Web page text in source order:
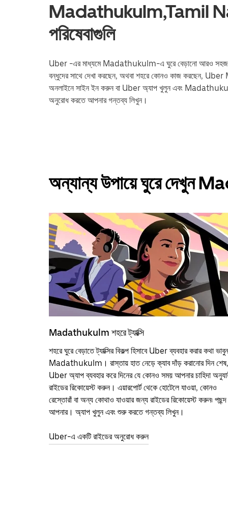
Madathukulm,Tamil
পরিষেবাগুলি
Uber -এর মাধ্যমে Madathukulm-এ ঘুরে বেড়ানো আরও সহজ। আপনি
বন্ধুদের সাথে দেখা করছেন, অথবা শহরে কোনও কাজ করছেন,
অনলাইনে সাইন ইন করুন বা Uber অ্যাপ খুলুন এবং
অনুরোধ করতে আপনার গন্তব্য লিখুন।
অন্যান্য উপায়ে ঘুরে দেখুন
Madathukulm শহরে ট্যাক্সি
শহরে ঘুরে বেড়াতে ট্যাক্সির বিকল্প হিসাবে Uber ব্যবহার করার কথা ভাবুন
Madathukulm। রাস্তায় হাত নেড়ে ক্যাব দাঁড় করানোর দিন শেষ,
Uber অ্যাপ ব্যবহার করে দিনের যে কোনও সময় আপনার চাহিদা
রাইডের রিকোয়েস্ট করুন। এয়ারপোর্ট থেকে হোটেলে যাওয়া, কোনও
রেস্তোরাঁ বা অন্য কোথাও যাওয়ার জন্য রাইডের রিকোয়েস্ট করুন৷ পছন্দ
আপনার। অ্যাপ খুলুন এবং শুরু করতে গন্তব্য লিখুন।
Uber-এ একটি রাইডের অনুরোধ করুন